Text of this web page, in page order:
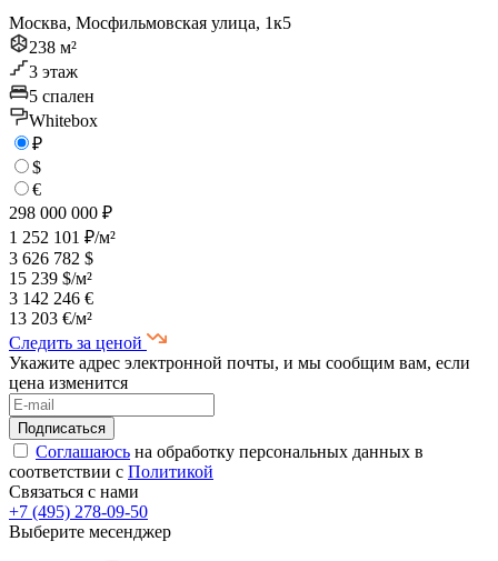
Москва, Мосфильмовская улица, 1к5
238 м²
3 этаж
5 спален
Whitebox
₽
$
€
298 000 000 ₽
1 252 101 ₽/м²
3 626 782 $
15 239 $/м²
3 142 246 €
13 203 €/м²
Следить за ценой
Укажите адрес электронной почты, и мы сообщим вам, если
цена изменится
Соглашаюсь на обработку персональных данных в
соответствии с Политикой
Связаться с нами
+7 (495) 278-09-50
Выберите месенджер